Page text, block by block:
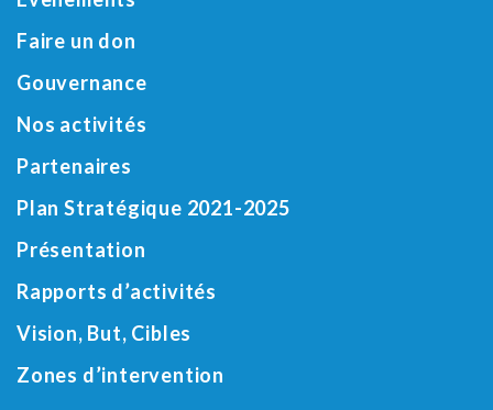
Faire un don
Gouvernance
Nos activités
Partenaires
Plan Stratégique 2021-2025
Présentation
Rapports d’activités
Vision, But, Cibles
Zones d’intervention